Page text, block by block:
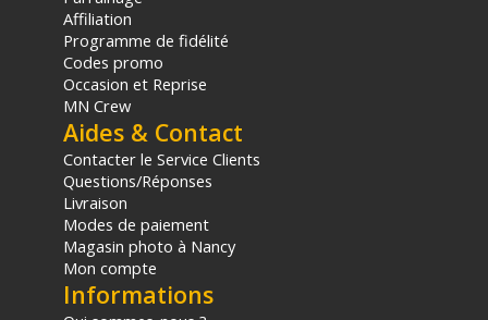
d'achat, sur la base d'une expédition Chronopost 24H vers un point
relais situé en France continentale uniquement, valable uniquement
sur les produits de moins de 1m et moins de 20Kg.
(2) Sous réserve d'éligibilité.
(3) Nombre de points Fidélité estimés, hors remises au panier, basé
sur le prix TTC en €, les points seront effectivement calculés dans le
panier.
Affiliation
Programme de fidélité
Codes promo
Occasion et Reprise
MN Crew
Aides & Contact
Contacter le Service Clients
Questions/Réponses
Livraison
Modes de paiement
Magasin photo à Nancy
Mon compte
Informations